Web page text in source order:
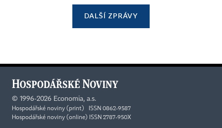
DALŠÍ ZPRÁVY
© 1996-2026 Economia, a.s.
Hospodářské noviny (print) ISSN 0862-9587
Hospodářské noviny (online) ISSN 2787-950X